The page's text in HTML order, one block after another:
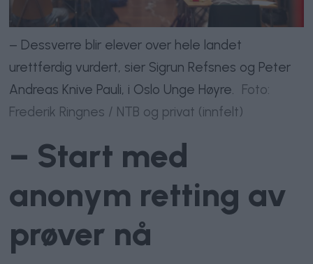
– Dessverre blir elever over hele landet
urettferdig vurdert, sier Sigrun Refsnes og Peter
Andreas Knive Pauli, i Oslo Unge Høyre. Foto:
Frederik Ringnes / NTB og privat (innfelt)
– Start med
anonym retting av
prøver nå